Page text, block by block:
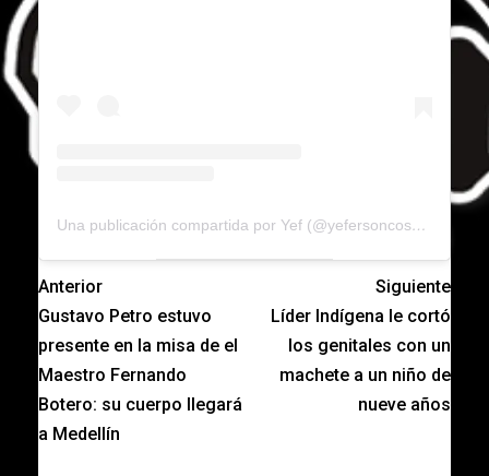
Una publicación compartida por Yef (@yefersoncossio)
Anterior
Gustavo Petro estuvo
presente en la misa de el
Maestro Fernando
Botero: su cuerpo llegará
a Medellín
Siguiente
Líder Indígena le cortó
los genitales con un
machete a un niño de
nueve años